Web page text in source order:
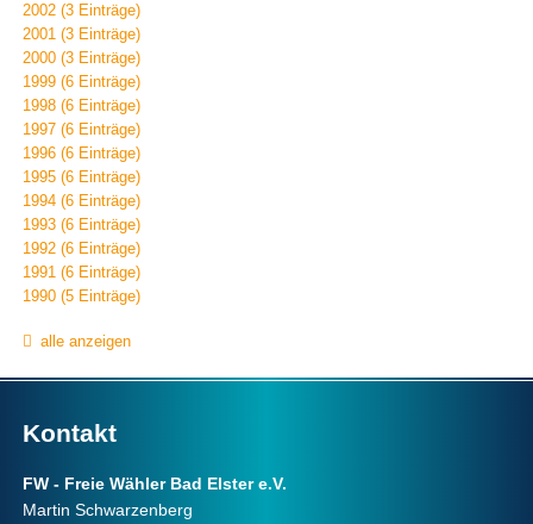
2002 (3 Einträge)
2001 (3 Einträge)
2000 (3 Einträge)
1999 (6 Einträge)
1998 (6 Einträge)
1997 (6 Einträge)
1996 (6 Einträge)
1995 (6 Einträge)
1994 (6 Einträge)
1993 (6 Einträge)
1992 (6 Einträge)
1991 (6 Einträge)
1990 (5 Einträge)
alle anzeigen
Kontakt
FW - Freie Wähler Bad Elster e.V.
Martin Schwarzenberg